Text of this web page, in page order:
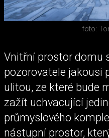
foto:
Vnitřní prostor domu
pozorovatele jakousi
ulitou, ze které bude
zažít uchvacující
průmyslového
nástupní prostor,